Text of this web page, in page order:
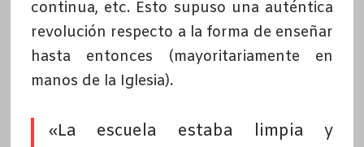
continua, etc. Esto supuso una auténtica
revolución respecto a la forma de enseñar
hasta entonces (mayoritariamente en
manos de la Iglesia).
«La escuela estaba limpia y